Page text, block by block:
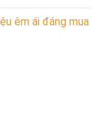
êm ái đáng mua